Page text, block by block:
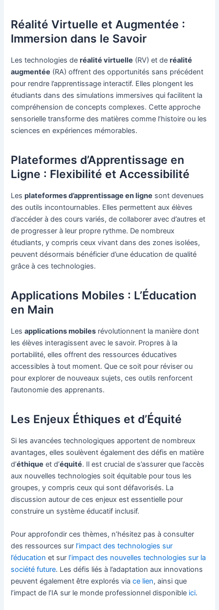
Réalité Virtuelle et Augmentée :
Immersion dans le Savoir
Les technologies deréalité virtuelle (RV) et deréalité
augmentée (RA) offrent des opportunités sans précédent
pour rendre l’apprentissage interactif. Elles plongent les
étudiants dans des simulations immersives qui facilitent la
compréhension de concepts complexes. Cette approche
sensorielle transforme des matières comme l’histoire ou les
sciences en expériences mémorables.
Plateformes d’Apprentissage en
Ligne : Flexibilité et Accessibilité
Lesplateformes d’apprentissage en ligne sont devenues
des outils incontournables. Elles permettent aux élèves
d’accéder à des cours variés, de collaborer avec d’autres et
de progresser à leur propre rythme. De nombreux
étudiants, y compris ceux vivant dans des zones isolées,
peuvent désormais bénéficier d’une éducation de qualité
grâce à ces technologies.
Applications Mobiles : L’Éducation
en Main
Lesapplications mobiles révolutionnent la manière dont
les élèves interagissent avec le savoir. Propres à la
portabilité, elles offrent des ressources éducatives
accessibles à tout moment. Que ce soit pour réviser ou
pour explorer de nouveaux sujets, ces outils renforcent
l’autonomie des apprenants.
Les Enjeux Éthiques et d’Équité
Si les avancées technologiques apportent de nombreux
avantages, elles soulèvent également des défis en matière
d’éthique et d’équité. Il est crucial de s’assurer que l’accès
aux nouvelles technologies soit équitable pour tous les
groupes, y compris ceux qui sont défavorisés. La
discussion autour de ces enjeux est essentielle pour
construire un système éducatif inclusif.
Pour approfondir ces thèmes, n’hésitez pas à consulter
des ressources sur l’impact des technologies sur
l’éducation et sur l’impact des nouvelles technologies sur la
société future. Les défis liés à l’adaptation aux innovations
peuvent également être explorés viace lien, ainsi que
l’impact de l’IA sur le monde professionnel disponible ici.